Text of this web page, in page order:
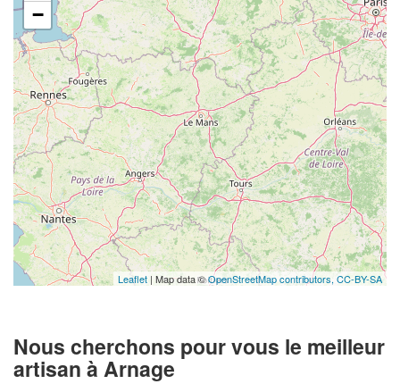
−
Leaflet | Map data ©OpenStreetMap contributors, CC-BY-SA
Nous cherchons pour vous le meilleur
artisan à Arnage